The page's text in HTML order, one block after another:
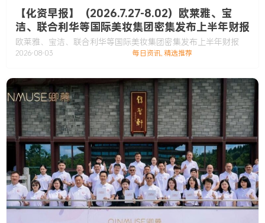
【化资早报】（2026.7.27-8.02）欧莱雅、宝
洁、联合利华等国际美妆集团密集发布上半年财报
欧莱雅、宝洁、联合利华等国际美妆集团密集发布上半年财报
2026-08-03 每日资讯,精选推荐